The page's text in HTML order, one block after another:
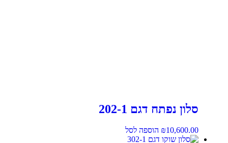
סלון נפתח דגם 202-1
₪10,600.00 הוספה לסל